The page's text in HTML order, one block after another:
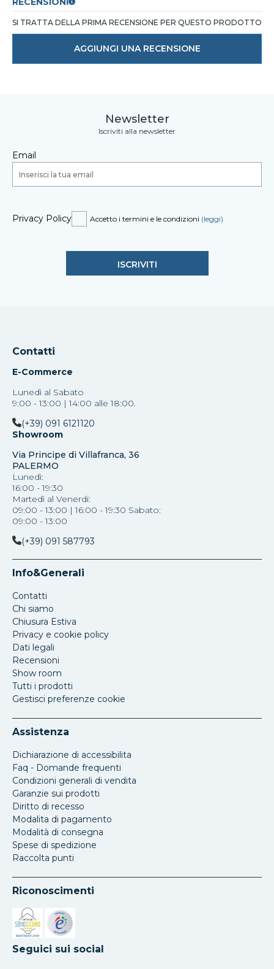
SI TRATTA DELLA PRIMA RECENSIONE PER QUESTO PRODOTTO
AGGIUNGI UNA RECENSIONE
Newsletter
Iscriviti alla newsletter
Email
Privacy Policy Accetto i termini e le condizioni (leggi)
Contatti
E-Commerce
Lunedì al Sabato
9:00 - 13:00 | 14:00 alle 18:00.
(+39) 091 6121120
Showroom
Via Principe di Villafranca, 36
PALERMO
Lunedì:
16:00 - 19:30
Martedì al Venerdi:
09:00 - 13:00 | 16:00 - 19:30 Sabato:
09:00 - 13:00
(+39) 091 587793
Info&Generali
Contatti
Chi siamo
Chiusura Estiva
Privacy e cookie policy
Dati legali
Recensioni
Show room
Tutti i prodotti
Gestisci preferenze cookie
Assistenza
Dichiarazione di accessibilita
Faq - Domande frequenti
Condizioni generali di vendita
Garanzie sui prodotti
Diritto di recesso
Modalita di pagamento
Modalità di consegna
Spese di spedizione
Raccolta punti
Riconoscimenti
Si apre in una nuova scheda
Si apre in una nuova scheda
Seguici sui social